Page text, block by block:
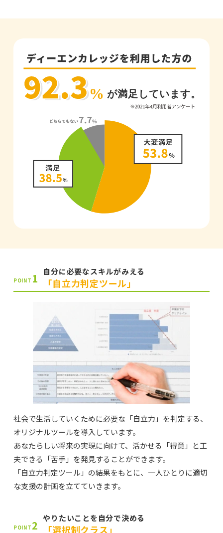
POINT 1 自分に必要なスキルがみえる
「自立力判定ツール」
社会で生活していくために必要な「自立力」を判定する、
オリジナルツールを導入しています。
あなたらしい将来の実現に向けて、活かせる「得意」と工
夫できる「苦手」を発見することができます。
「自立力判定ツール」の結果をもとに、一人ひとりに適切
な支援の計画を立てていきます。
POINT 2 やりたいことを自分で決める
「選択制クラス」